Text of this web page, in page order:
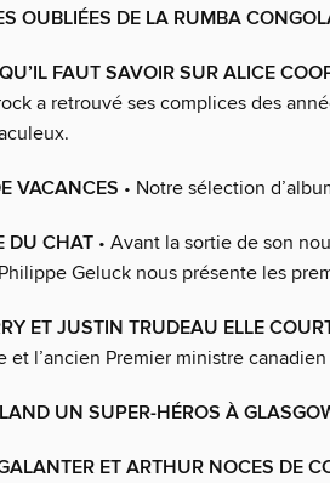
OUBLIÉES DE LA RUMBA
FAUT SAVOIR SUR ALICE
a retrouvé ses complices des
VACANCES • Notre sélection
DU CHAT • Avant la sortie de son
Geluck nous présente les
ET JUSTIN TRUDEAU ELLE
et l’ancien Premier ministre
UN SUPER-HÉROS À
ET ARTHUR NOCES DE